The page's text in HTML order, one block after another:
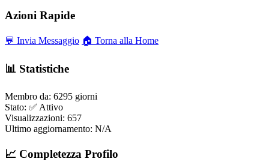
Azioni Rapide
💬 Invia Messaggio 🏠 Torna alla Home
📊 Statistiche
Membro da: 6295 giorni
Stato: ✅ Attivo
Visualizzazioni: 657
Ultimo aggiornamento: N/A
📈 Completezza Profilo